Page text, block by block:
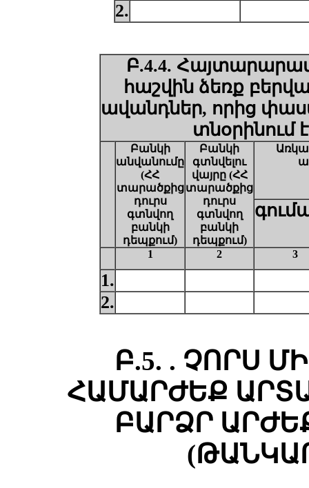
2.
Բ.4.4.
հաշվին ձեռք
ավանդներ, որից
տնօրինում է
Բանկի
անվանումը
(ՀՀ
տարածքից
դուրս
գտնվող
բանկի
դեպքում)
Բանկի
գտնվելու
վայրը (ՀՀ
տարածքից
դուրս
գտնվող
բանկի
դեպքում)
Առկա
1 2 3
1.
2.
Բ.5. . ՉՈՐՍ
ՀԱՄԱՐԺԵՔ
ԲԱՐՁՐ